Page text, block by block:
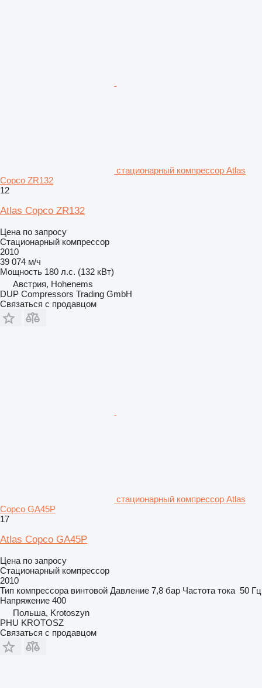
стационарный компрессор Atlas
Copco ZR132
12
Atlas Copco ZR132
Цена по запросу
Стационарный компрессор
2010
39 074 м/ч
Мощность 180 л.с. (132 кВт)
Австрия, Hohenems
DUP Compressors Trading GmbH
Связаться с продавцом
стационарный компрессор Atlas
Copco GA45P
17
Atlas Copco GA45P
Цена по запросу
Стационарный компрессор
2010
Тип компрессора винтовой Давление 7,8 бар Частота тока 50 Гц
Напряжение 400
Польша, Krotoszyn
PHU KROTOSZ
Связаться с продавцом